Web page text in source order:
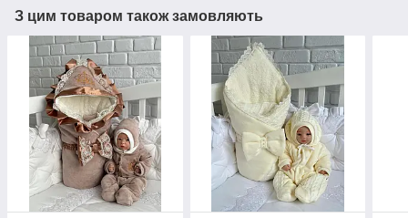
З цим товаром також замовляють